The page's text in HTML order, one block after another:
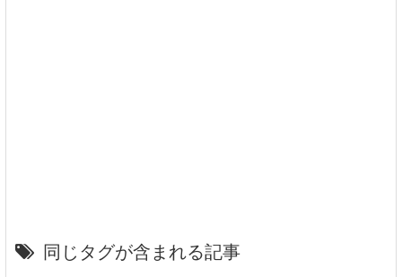
同じタグが含まれる記事